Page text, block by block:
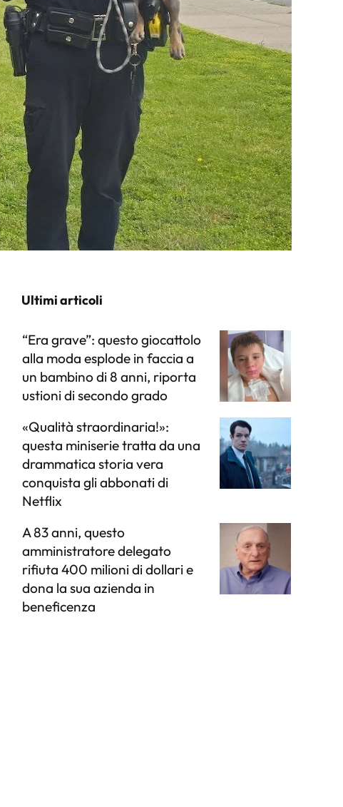
Ultimi articoli
“Era grave”: questo giocattolo
alla moda esplode in faccia a
un bambino di 8 anni, riporta
ustioni di secondo grado
«Qualità straordinaria!»:
questa miniserie tratta da una
drammatica storia vera
conquista gli abbonati di
Netflix
A 83 anni, questo
amministratore delegato
rifiuta 400 milioni di dollari e
dona la sua azienda in
beneficenza